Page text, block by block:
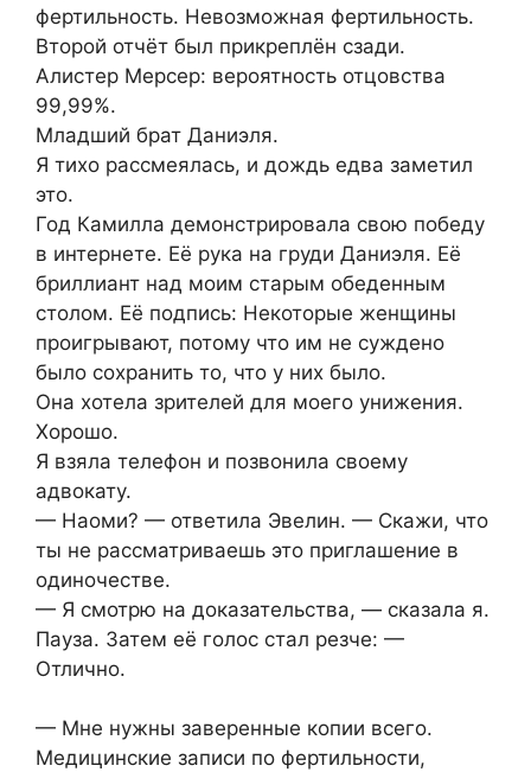
фертильность. Невозможная фертильность.
Второй отчёт был прикреплён сзади.
Алистер Мерсер: вероятность отцовства
99,99%.
Младший брат Даниэля.
Я тихо рассмеялась, и дождь едва заметил
это.
Год Камилла демонстрировала свою победу
в интернете. Её рука на груди Даниэля. Её
бриллиант над моим старым обеденным
столом. Её подпись: Некоторые женщины
проигрывают, потому что им не суждено
было сохранить то, что у них было.
Она хотела зрителей для моего унижения.
Хорошо.
Я взяла телефон и позвонила своему
адвокату.
— Наоми? — ответила Эвелин. — Скажи, что
ты не рассматриваешь это приглашение в
одиночестве.
— Я смотрю на доказательства, — сказала я.
Пауза. Затем её голос стал резче: —
Отлично.
— Мне нужны заверенные копии всего.
Медицинские записи по фертильности,